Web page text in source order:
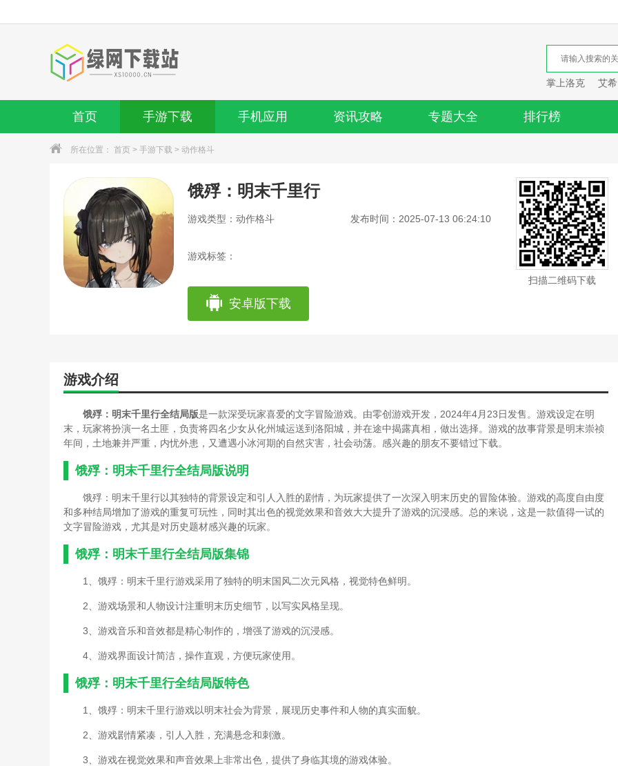
掌上洛克 艾希
首页 手游下载 手机应用 资讯攻略 专题大全 排行榜
所在位置： 首页 > 手游下载 > 动作格斗
饿殍：明末千里行
游戏类型：动作格斗 发布时间：2025-07-13 06:24:10
游戏标签：
安卓版下载
扫描二维码下载
游戏介绍
饿殍：明末千里行全结局版是一款深受玩家喜爱的文字冒险游戏。由零创游戏开发，2024年4月23日发售。游戏设定在明
末，玩家将扮演一名土匪，负责将四名少女从化州城运送到洛阳城，并在途中揭露真相，做出选择。游戏的故事背景是明末崇祯
年间，土地兼并严重，内忧外患，又遭遇小冰河期的自然灾害，社会动荡。感兴趣的朋友不要错过下载。
饿殍：明末千里行全结局版说明
饿殍：明末千里行以其独特的背景设定和引人入胜的剧情，为玩家提供了一次深入明末历史的冒险体验。游戏的高度自由度
和多种结局增加了游戏的重复可玩性，同时其出色的视觉效果和音效大大提升了游戏的沉浸感。总的来说，这是一款值得一试的
文字冒险游戏，尤其是对历史题材感兴趣的玩家。
饿殍：明末千里行全结局版集锦
1、饿殍：明末千里行游戏采用了独特的明末国风二次元风格，视觉特色鲜明。
2、游戏场景和人物设计注重明末历史细节，以写实风格呈现。
3、游戏音乐和音效都是精心制作的，增强了游戏的沉浸感。
4、游戏界面设计简洁，操作直观，方便玩家使用。
饿殍：明末千里行全结局版特色
1、饿殍：明末千里行游戏以明末社会为背景，展现历史事件和人物的真实面貌。
2、游戏剧情紧凑，引人入胜，充满悬念和刺激。
3、游戏在视觉效果和声音效果上非常出色，提供了身临其境的游戏体验。